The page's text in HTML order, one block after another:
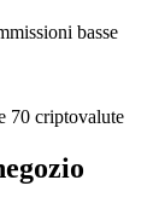
basse
70 criptovalute